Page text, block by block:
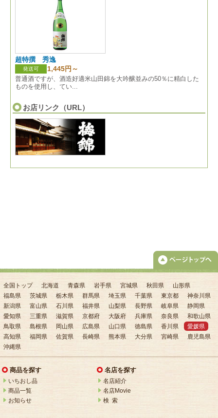
超特撰 秀逸
発送可 1,445円～
普通酒ですが、酒造好適米山田錦を大吟醸並みの50％に精白した
ものを使用し、てい...
お店リンク（URL）
全国トップ 北海道 青森県 岩手県 宮城県 秋田県
山形県
福島県
茨城県 栃木県 群馬県 埼玉県 千葉県 東京都
神奈川県
新潟県
富山県 石川県 福井県 山梨県 長野県 岐阜県
静岡県
愛知県
三重県 滋賀県 京都府 大阪府 兵庫県 奈良県
和歌山県
鳥取県
島根県 岡山県 広島県 山口県 徳島県 香川県
愛媛県
高知県
福岡県 佐賀県 長崎県 熊本県 大分県 宮崎県
鹿児島県
沖縄県
商品を探す
いちおし品
商品一覧
お知らせ
名店を探す
名店紹介
名店Movie
検 索